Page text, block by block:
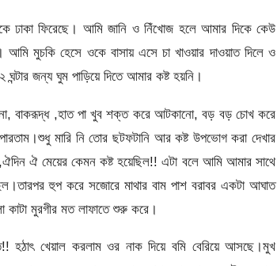
ঢাকা ফিরেছে। আমি জানি ও নিঁখোজ হলে আমার দিকে কেউ
মুচকি হেসে ওকে বাসায় এসে চা খাওয়ার দাওয়াত দিলে ও
জন্য ঘুম পাড়িয়ে দিতে আমার কষ্ট হয়নি।
বাকরূদ্ধ ,হাত পা খুব শক্ত করে আটকানো, বড় বড় চোখ করে
মারি নি তোর ছটফটানি আর কষ্ট উপভোগ করা দেখার
ঐ মেয়ের কেমন কষ্ট হয়েছিল!! এটা বলে আমি আমার সাথে
হুপ করে সজোরে মাথার বাম পাশ বরাবর একটা আঘাত
কাটা মুরগীর মত লাফাতে শুরু করে।
হঠাৎ খেয়াল করলাম ওর নাক দিয়ে বমি বেরিয়ে আসছে।মুখ